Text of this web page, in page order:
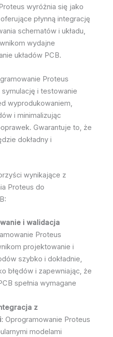
wyróżnia się jako
płynną integrację
schematów i układu,
wydajne
układów PCB.
Proteus
i testowanie
wyprodukowaniem,
i minimalizując
Gwarantuje to, że
dokładny i
wynikające z
Proteus do
i walidacja
Proteus
projektowanie i
szybko i dokładnie,
błędów i zapewniając, że
spełnia wymagane
z
: Oprogramowanie Proteus
modelami